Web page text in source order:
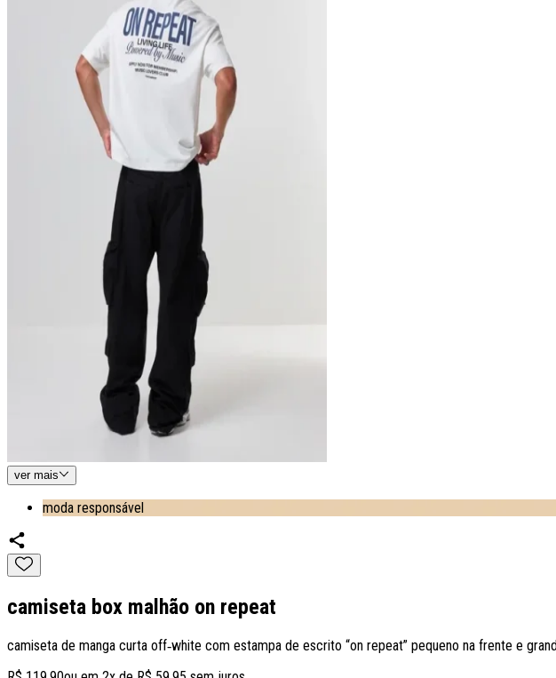
ver mais
moda responsável
camiseta box malhão on repeat
camiseta de manga curta off‑white com estampa de escrito “on repeat” pequeno na frente e